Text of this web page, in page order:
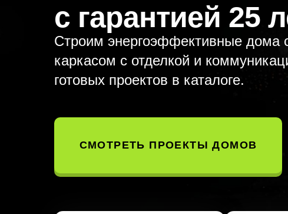
с гарантией 25
Строим энергоэффективные дома
каркасом с отделкой и
готовых проектов в каталоге.
СМОТРЕТЬ ПРОЕКТЫ ДОМОВ